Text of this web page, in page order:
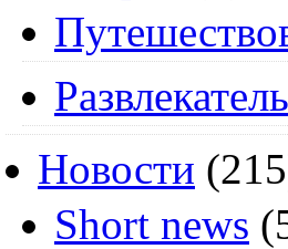
Новости
Short news